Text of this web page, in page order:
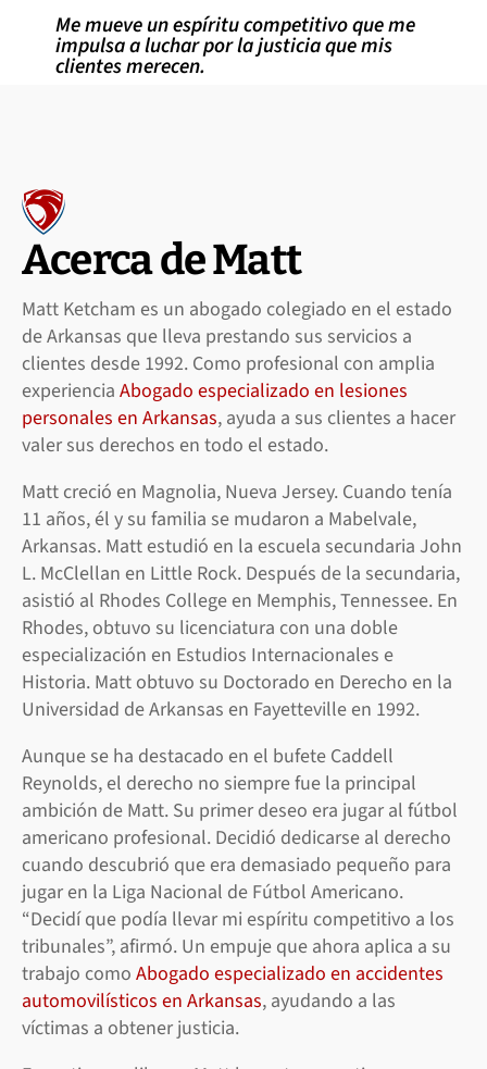
Me mueve un espíritu competitivo que me
impulsa a luchar por la justicia que mis
clientes merecen.
Acerca de Matt
Matt Ketcham es un abogado colegiado en el estado
de Arkansas que lleva prestando sus servicios a
clientes desde 1992. Como profesional con amplia
experiencia Abogado especializado en lesiones
personales en Arkansas, ayuda a sus clientes a hacer
valer sus derechos en todo el estado.
Matt creció en Magnolia, Nueva Jersey. Cuando tenía
11 años, él y su familia se mudaron a Mabelvale,
Arkansas. Matt estudió en la escuela secundaria John
L. McClellan en Little Rock. Después de la secundaria,
asistió al Rhodes College en Memphis, Tennessee. En
Rhodes, obtuvo su licenciatura con una doble
especialización en Estudios Internacionales e
Historia. Matt obtuvo su Doctorado en Derecho en la
Universidad de Arkansas en Fayetteville en 1992.
Aunque se ha destacado en el bufete Caddell
Reynolds, el derecho no siempre fue la principal
ambición de Matt. Su primer deseo era jugar al fútbol
americano profesional. Decidió dedicarse al derecho
cuando descubrió que era demasiado pequeño para
jugar en la Liga Nacional de Fútbol Americano.
“Decidí que podía llevar mi espíritu competitivo a los
tribunales”, afirmó. Un empuje que ahora aplica a su
trabajo como Abogado especializado en accidentes
automovilísticos en Arkansas, ayudando a las
víctimas a obtener justicia.